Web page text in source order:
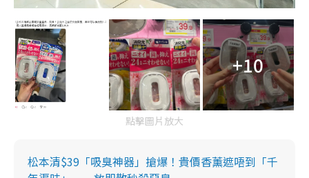
+10
點擊圖片放大
松本清$39「吸臭神器」搶爆！貴價香薰遮唔到「千